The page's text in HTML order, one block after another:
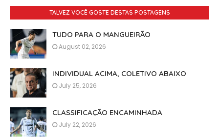
TALVEZ VOCÊ GOSTE DESTAS POSTAGENS
TUDO PARA O MANGUEIRÃO
August 02, 2026
INDIVIDUAL ACIMA, COLETIVO ABAIXO
July 25, 2026
CLASSIFICAÇÃO ENCAMINHADA
July 22, 2026